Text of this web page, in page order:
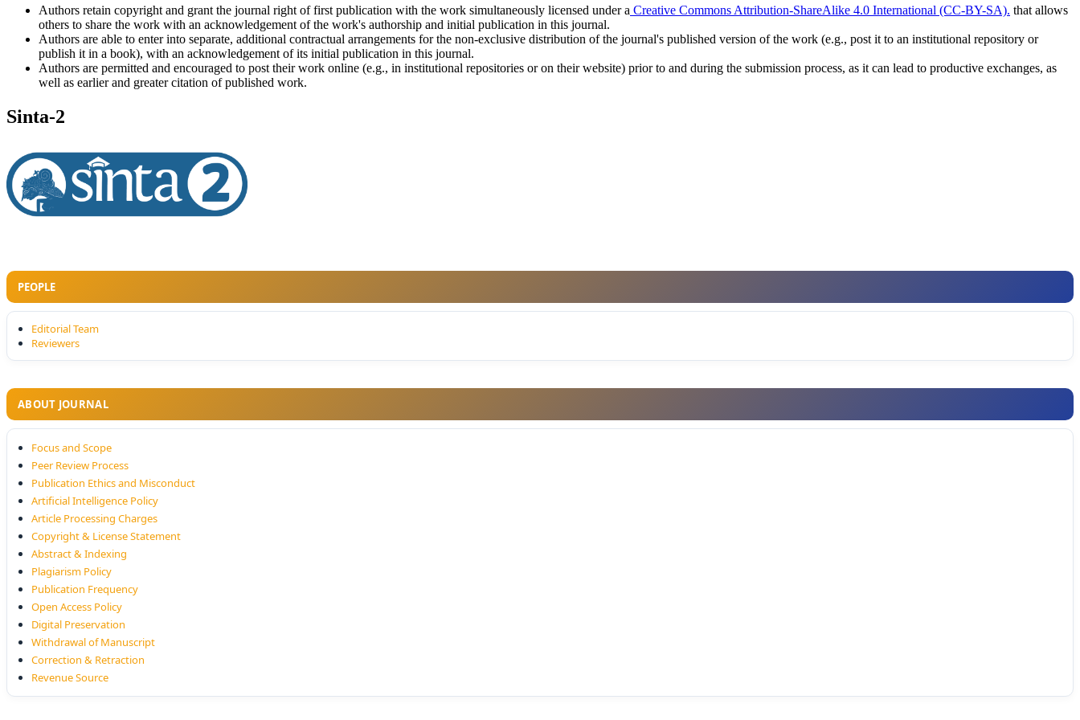
Authors retain copyright and grant the journal right of first publication with the work simultaneously licensed under a Creative Commons Attribution-ShareAlike 4.0 International (CC-BY-SA). that allows
others to share the work with an acknowledgement of the work's authorship and initial publication in this journal.
Authors are able to enter into separate, additional contractual arrangements for the non-exclusive distribution of the journal's published version of the work (e.g., post it to an institutional repository or
publish it in a book), with an acknowledgement of its initial publication in this journal.
Authors are permitted and encouraged to post their work online (e.g., in institutional repositories or on their website) prior to and during the submission process, as it can lead to productive exchanges, as
well as earlier and greater citation of published work.
Sinta-2
PEOPLE
Editorial Team
Reviewers
ABOUT JOURNAL
Focus and Scope
Peer Review Process
Publication Ethics and Misconduct
Artificial Intelligence Policy
Article Processing Charges
Copyright & License Statement
Abstract & Indexing
Plagiarism Policy
Publication Frequency
Open Access Policy
Digital Preservation
Withdrawal of Manuscript
Correction & Retraction
Revenue Source